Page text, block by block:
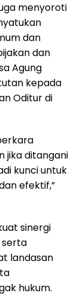
menyoroti
dan
dan
Agung
kepada
Oditur di
jika ditangani
kunci untuk
efektif,”
sinergi
serta
landasan
hukum.